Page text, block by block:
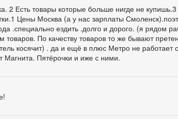
2 Есть товары которые больше нигде не
Цены Москва (а у нас зарплаты
.специально ездить .долго и дорого. (я рядом
По качеству товаров то же бывают
косячит) . да и ещё в плюс Метро не работает
Магнита. Пятёрочки и иже с ними.